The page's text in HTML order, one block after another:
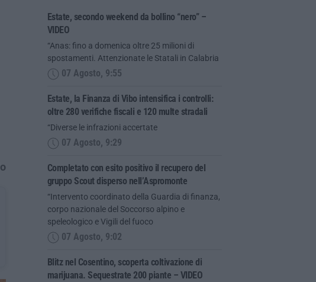
Estate, secondo weekend da bollino “nero” –
VIDEO
“Anas: fino a domenica oltre 25 milioni di
spostamenti. Attenzionate le Statali in Calabria
07 Agosto, 9:55
Estate, la Finanza di Vibo intensifica i controlli:
oltre 280 verifiche fiscali e 120 multe stradali
“Diverse le infrazioni accertate
07 Agosto, 9:29
Completato con esito positivo il recupero del
gruppo Scout disperso nell’Aspromonte
“Intervento coordinato della Guardia di finanza,
corpo nazionale del Soccorso alpino e
speleologico e Vigili del fuoco
07 Agosto, 9:02
Blitz nel Cosentino, scoperta coltivazione di
marijuana. Sequestrate 200 piante – VIDEO